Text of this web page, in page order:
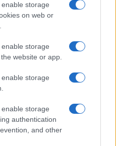
storage
on web or
storage
website or app.
storage
storage
authentication
and other
2026: orari e partite del 7